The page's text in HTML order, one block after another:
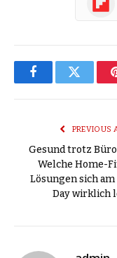
FacebookTwitter
PREVIOUS
Gesund trotz
Welche Home-
Lösungen sich
Day wirklich